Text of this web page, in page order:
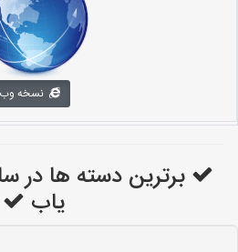
نسخه وب
برترین دسته ها در
یاب